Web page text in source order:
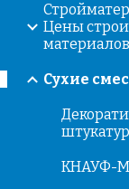
Цены
материалов
Сухие
КНАУФ-